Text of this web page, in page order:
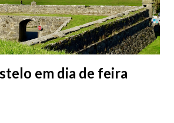
em dia de feira